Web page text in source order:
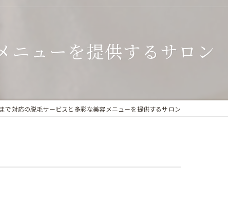
ニューを提供するサロン
で対応の脱毛サービスと多彩な美容メニューを提供するサロン